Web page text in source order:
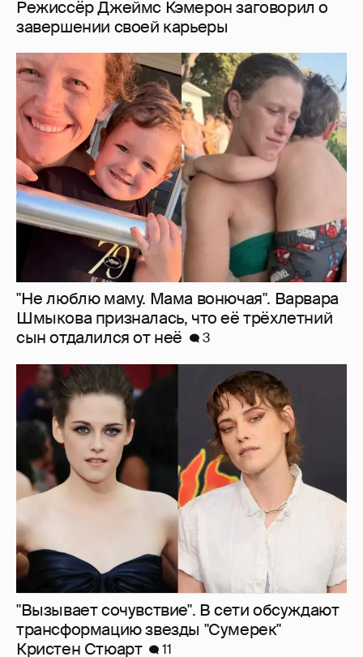
"Не люблю маму. Мама вонючая". Варвара
Шмыкова призналась, что её трёхлетний
сын отдалился от неё
3
"Вызывает сочувствие". В сети обсуждают
трансформацию звезды "Сумерек"
Кристен Стюарт